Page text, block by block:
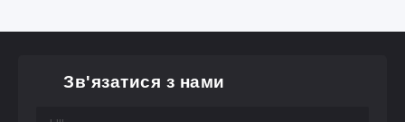
Зв'язатися з нами